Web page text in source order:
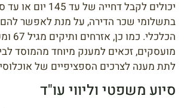
בתשלומי שכר הדירה, על מנת לאפשר
מועסקים, זכאים למענק מיוחד מהמוסד
לתת מענה לצרכים הספציפיים של
סיוע משפטי וליווי עו"ד